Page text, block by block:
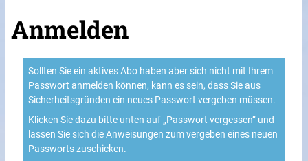
Anmelden
Sollten Sie ein aktives Abo haben aber sich nicht mit Ihrem
Passwort anmelden können, kann es sein, dass Sie aus
Sicherheitsgründen ein neues Passwort vergeben müssen.
Klicken Sie dazu bitte unten auf „Passwort vergessen“ und
lassen Sie sich die Anweisungen zum vergeben eines neuen
Passworts zuschicken.